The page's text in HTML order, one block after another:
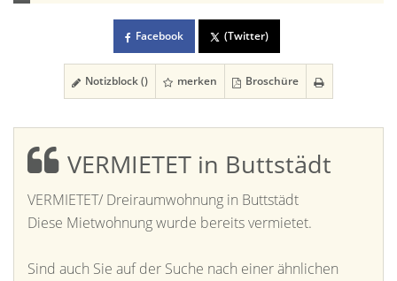
Facebook (Twitter)
Notizblock () merken Broschüre
VERMIETET in Buttstädt
VERMIETET/ Dreiraumwohnung in Buttstädt
Diese Mietwohnung wurde bereits vermietet.
Sind auch Sie auf der Suche nach einer ähnlichen